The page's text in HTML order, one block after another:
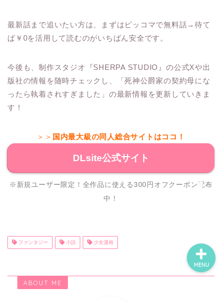
最新話まで追いたい方は、まずはピッコマで無料話→待て
ば￥0を活用して読むのがいちばん安全です。
今後も、制作スタジオ『SHERPA STUDIO』の公式Xや出
版社の情報を随時チェックし、「死神公爵家の契約母にな
ったら執着されすぎました」の最新情報を更新していきま
す！
＞＞ 国内最大級の同人総合サイトはココ！
DLsite公式サイト
※新規ユーザー限定！全作品に使える300円オフクーポン配布
中！
ファンタジー 小説 少女漫画
ABOUT ME
MENU
ネタバレ・感想
無料で読める漫画・小説
漫画・小説新刊情報